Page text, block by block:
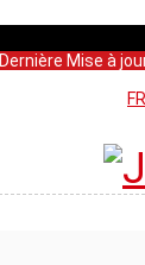
Dernière Mise à
FR